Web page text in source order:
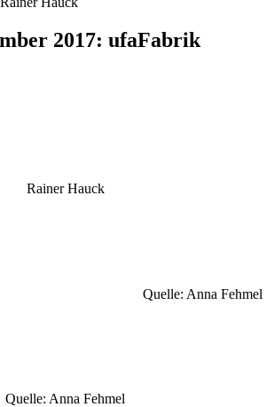
2017: ufaFabrik
Rainer Hauck
Quelle: Anna Fehmel
Quelle: Anna Fehmel